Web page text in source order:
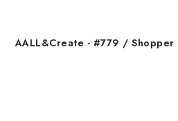
AALL&Create - #779 /